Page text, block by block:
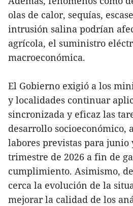
olas de calor, sequías,
intrusión salina podrían
agrícola, el suministro
macroeconómica.
El Gobierno exigió a los
y localidades continuar
sincronizada y eficaz las
desarrollo socioeconómico,
labores previstas para junio
trimestre de 2026 a fin de
cumplimiento. Asimismo,
cerca la evolución de la
mejorar la calidad de los